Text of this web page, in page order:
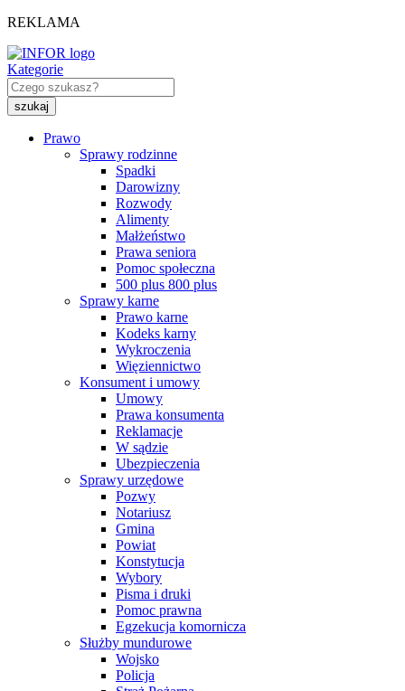
REKLAMA
Kategorie
Prawo
Sprawy rodzinne
Spadki
Darowizny
Rozwody
Alimenty
Małżeństwo
Prawa seniora
Pomoc społeczna
500 plus 800 plus
Sprawy karne
Prawo karne
Kodeks karny
Wykroczenia
Więziennictwo
Konsument i umowy
Umowy
Prawa konsumenta
Reklamacje
W sądzie
Ubezpieczenia
Sprawy urzędowe
Pozwy
Notariusz
Gmina
Powiat
Konstytucja
Wybory
Pisma i druki
Pomoc prawna
Egzekucja komornicza
Służby mundurowe
Wojsko
Policja